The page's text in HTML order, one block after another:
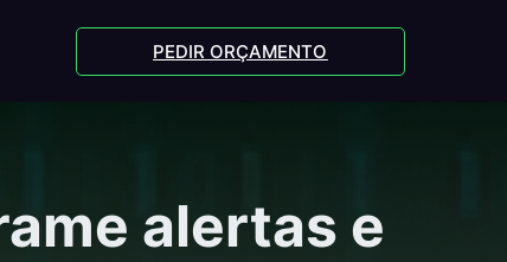
PEDIR ORÇAMENTO
alertas e